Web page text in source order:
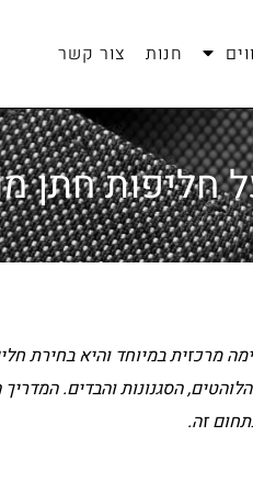
חנות צור קשר
חתן
מרכזית במיוחד והיא בחירת
הסגנונות והבדים. המדריך
זה.